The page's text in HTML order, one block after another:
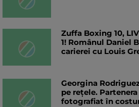
Zuffa Boxing 10,
1! Românul Daniel
carierei cu Louis
Georgina
pe rețele.
fotografiat în